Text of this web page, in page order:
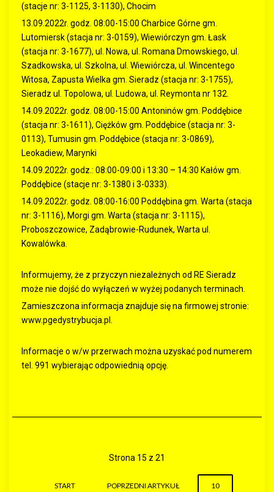
(stacje nr: 3-1125, 3-1130), Chocim
13.09.2022r. godz. 08:00-15:00 Charbice Górne gm.
Lutomiersk (stacja nr: 3-0159), Wiewiórczyn gm. Łask
(stacja nr: 3-1677), ul. Nowa, ul. Romana Dmowskiego, ul.
Szadkowska, ul. Szkolna, ul. Wiewiórcza, ul. Wincentego
Witosa, Zapusta Wielka gm. Sieradz (stacja nr: 3-1755),
Sieradz ul. Topolowa, ul. Ludowa, ul. Reymonta nr 132.
14.09.2022r. godz. 08:00-15:00 Antoninów gm. Poddębice
(stacja nr: 3-1611), Ciężków gm. Poddębice (stacja nr: 3-
0113), Tumusin gm. Poddębice (stacja nr: 3-0869),
Leokadiew, Marynki
14.09.2022r. godz.: 08:00-09:00 i 13:30 – 14:30 Kałów gm.
Poddębice (stacje nr: 3-1380 i 3-0333).
14.09.2022r. godz. 08:00-16:00 Poddębina gm. Warta (stacja
nr: 3-1116), Morgi gm. Warta (stacja nr: 3-1115),
Proboszczowice, Zadąbrowie-Rudunek, Warta ul.
Kowalówka.
Informujemy, że z przyczyn niezależnych od RE Sieradz
może nie dojść do wyłączeń w wyżej podanych terminach.
Zamieszczona informacja znajduje się na firmowej stronie:
www.pgedystrybucja.pl.
Informacje o w/w przerwach można uzyskać pod numerem
tel. 991 wybierając odpowiednią opcję.
Strona 15 z 21
START POPRZEDNI ARTYKUŁ 10